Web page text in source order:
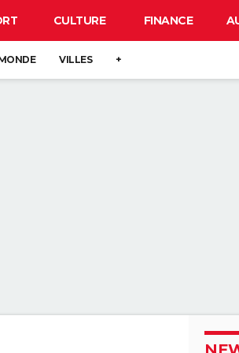
CULTURE FINANCE
VILLES +